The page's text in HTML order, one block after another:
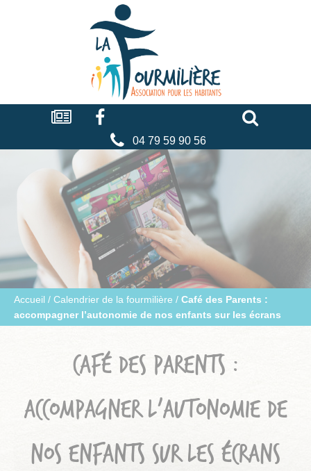
La
fourmilière
Actualités Facebook
04 79 59 90 56
Accueil / Calendrier de la fourmilière / Café des Parents :
accompagner l’autonomie de nos enfants sur les écrans
CAFÉ DES PARENTS :
ACCOMPAGNER L’AUTONOMIE DE
NOS ENFANTS SUR LES ÉCRANS
Cookies management panel